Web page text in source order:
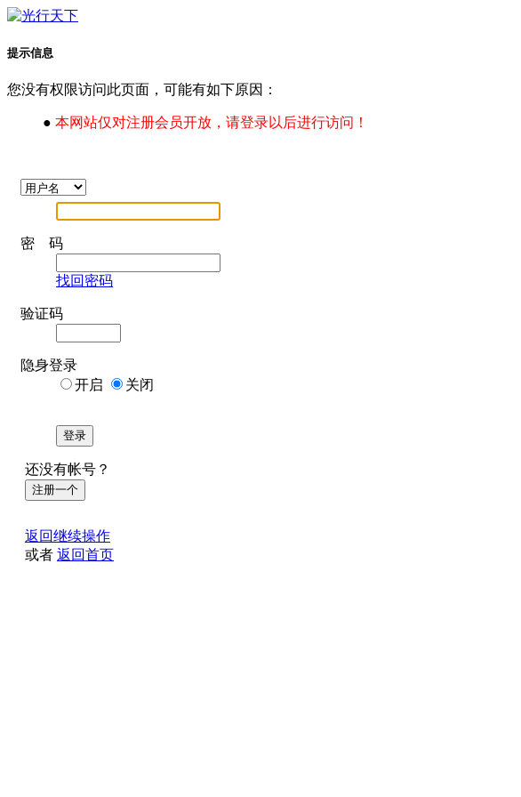
提示信息
您没有权限访问此页面，可能有如下原因：
● 本网站仅对注册会员开放，请登录以后进行访问！
密 码
找回密码
验证码
隐身登录
开启
关闭
登录
还没有帐号？
注册一个
返回继续操作
或者 返回首页